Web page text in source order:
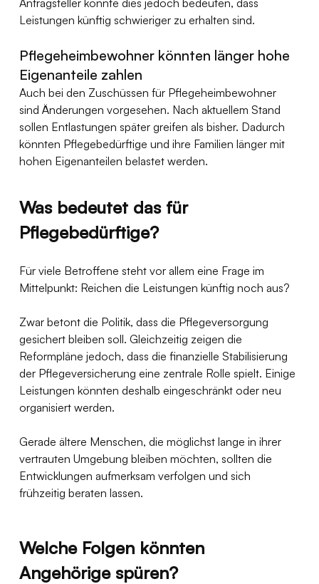
Leistungen künftig schwieriger zu erhalten sind.
Pflegeheimbewohner könnten länger hohe
Eigenanteile zahlen
Auch bei den Zuschüssen für Pflegeheimbewohner
sind Änderungen vorgesehen. Nach aktuellem Stand
sollen Entlastungen später greifen als bisher. Dadurch
könnten Pflegebedürftige und ihre Familien länger mit
hohen Eigenanteilen belastet werden.
Was bedeutet das für
Pflegebedürftige?
Für viele Betroffene steht vor allem eine Frage im
Mittelpunkt: Reichen die Leistungen künftig noch aus?
Zwar betont die Politik, dass die Pflegeversorgung
gesichert bleiben soll. Gleichzeitig zeigen die
Reformpläne jedoch, dass die finanzielle Stabilisierung
der Pflegeversicherung eine zentrale Rolle spielt. Einige
Leistungen könnten deshalb eingeschränkt oder neu
organisiert werden.
Gerade ältere Menschen, die möglichst lange in ihrer
vertrauten Umgebung bleiben möchten, sollten die
Entwicklungen aufmerksam verfolgen und sich
frühzeitig beraten lassen.
Welche Folgen könnten
Angehörige spüren?